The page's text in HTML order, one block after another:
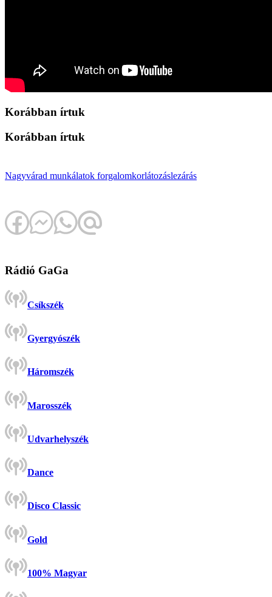
Korábban írtuk
Korábban írtuk
Nagyvárad munkálatok forgalomkorlátozáslezárás
Rádió GaGa
Csíkszék
Gyergyószék
Háromszék
Marosszék
Udvarhelyszék
Dance
Disco Classic
Gold
100% Magyar